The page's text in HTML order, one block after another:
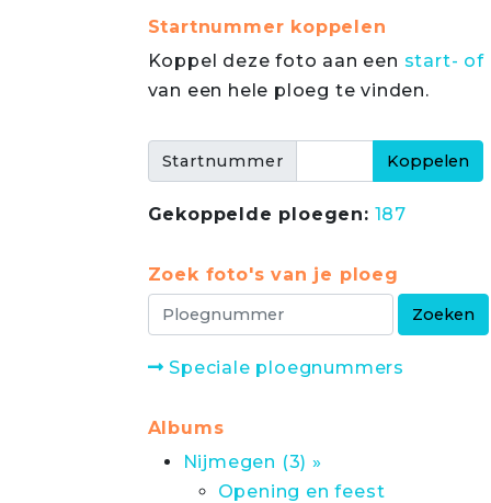
Startnummer koppelen
Koppel deze foto aan een start- of
van een hele ploeg te vinden.
Startnummer
Gekoppelde ploegen: 187
Zoek foto's van je ploeg
Speciale ploegnummers
Albums
Nijmegen (3) »
Opening en feest